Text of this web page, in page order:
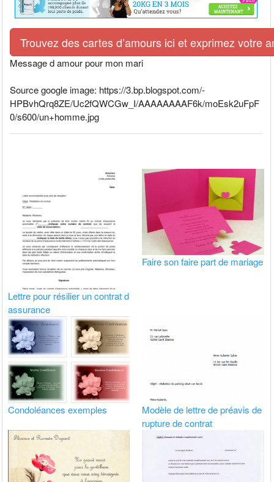
Trouvez des cartes d’amours ici et exprimez votre
Message d amour pour mon mari
Source google image: https://3.bp.blogspot.com/-
HPBvhQrq8ZE/Uc2fQWCGw_I/AAAAAAAAF6k/moEsk2uFpF
0/s600/un+homme.jpg
Lettre pour résilier un contrat d
assurance
Faire son faire part de mariage
Condoléances exemples
Modèle de lettre de préavis de
rupture de contrat